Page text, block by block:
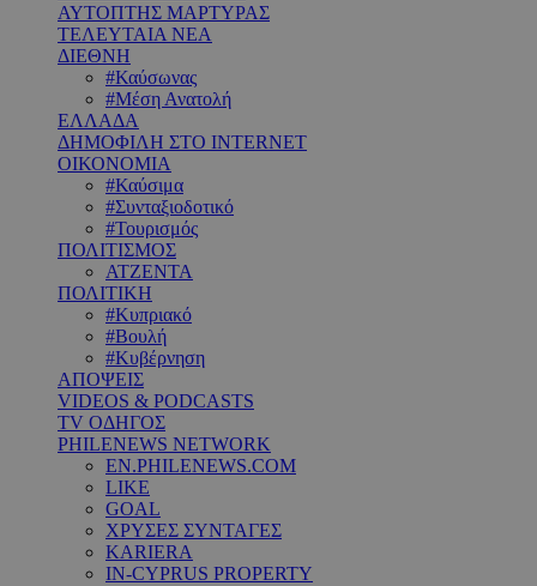
ΑΥΤΟΠΤΗΣ ΜΑΡΤΥΡΑΣ
ΤΕΛΕΥΤΑΙΑ ΝΕΑ
ΔΙΕΘΝΗ
#Καύσωνας
#Μέση Ανατολή
ΕΛΛΑΔΑ
ΔΗΜΟΦΙΛΗ ΣΤΟ INTERNET
ΟΙΚΟΝΟΜΙΑ
#Καύσιμα
#Συνταξιοδοτικό
#Τουρισμός
ΠΟΛΙΤΙΣΜΟΣ
ΑΤΖΕΝΤΑ
ΠΟΛΙΤΙΚΗ
#Κυπριακό
#Βουλή
#Κυβέρνηση
ΑΠΟΨΕΙΣ
VIDEOS & PODCASTS
TV ΟΔΗΓΟΣ
PHILENEWS NETWORK
EN.PHILENEWS.COM
LIKE
GOAL
ΧΡΥΣΕΣ ΣΥΝΤΑΓΕΣ
KARIERA
IN-CYPRUS PROPERTY